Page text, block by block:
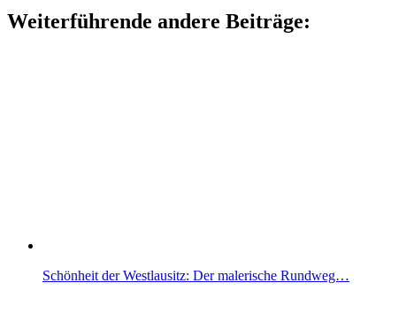
Weiterführende andere Beiträge:
Schönheit der Westlausitz: Der malerische Rundweg…